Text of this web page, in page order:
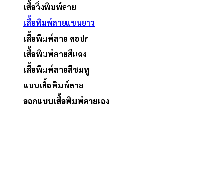
เสื้อวิ่งพิมพ์ลาย
เสื้อพิมพ์ลายแขนยาว
เสื้อพิมพ์ลาย คอปก
เสื้อพิมพ์ลายสีแดง
เสื้อพิมพ์ลายสีชมพู
แบบเสื้อพิมพ์ลาย
ออกแบบเสื้อพิมพ์ลายเอง